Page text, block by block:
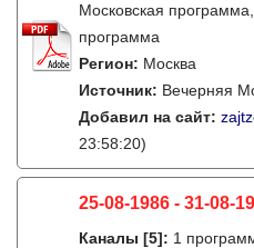
Московская
программа
Регион: Москва
Источник: Вечерняя
Добавил на сайт:
23:58:20)
25-08-1986 - 31-08-
Каналы [5]: 1